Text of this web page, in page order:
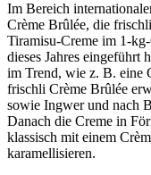
Im Bereich
Crème Brûlée, die
Tiramisu-Creme im 1-
dieses Jahres eingeführt
im Trend, wie z. B. eine
frischli Crème Brûlée
sowie Ingwer und nach
Danach die Creme in
klassisch mit einem
karamellisieren.